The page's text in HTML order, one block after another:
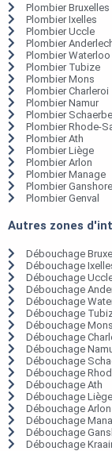
Plombier Bruxelles
Plombier Ixelles
Plombier Uccle
Plombier
Plombier Waterloo
Plombier Tubize
Plombier Mons
Plombier Charleroi
Plombier Namur
Plombier
Plombier Rhode-
Plombier Ath
Plombier Liège
Plombier Arlon
Plombier Manage
Plombier
Plombier Genval
Autres zones
Débouchage
Débouchage
Débouchage
Débouchage
Débouchage
Débouchage
Débouchage Mons
Débouchage
Débouchage
Débouchage
Débouchage
Débouchage Ath
Débouchage Liège
Débouchage Arlon
Débouchage
Débouchage
Débouchage